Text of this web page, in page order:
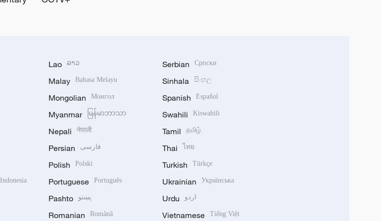
Lao ລາວ
Malay Bahasa Melayu
Mongolian Монгол
Myanmar မြန်မာဘာသာ
Nepali नेपाली
Persian فارسی
Polish Polski
Portuguese Português
Pashto پښتو
Romanian Română
Serbian Српски
Sinhala සිංහල
Spanish Español
Swahili Kiswahili
Tamil தமிழ்
Thai ไทย
Turkish Türkçe
Ukrainian Українська
Urdu اردو
Vietnamese Tiếng Việt